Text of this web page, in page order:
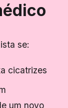
se:
cicatrizes
um novo